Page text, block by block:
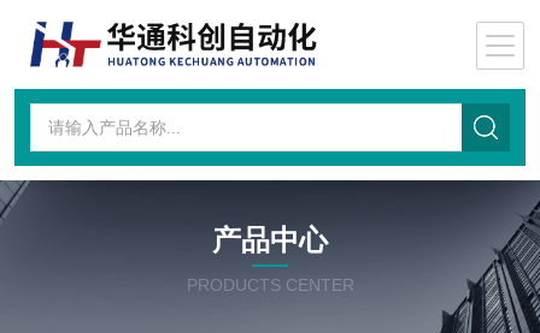
产品中心
PRODUCTS CENTER